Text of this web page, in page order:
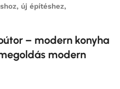
új építéshez,
– modern konyha
modern